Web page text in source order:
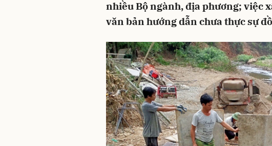
nhiều Bộ ngành, địa phương; việc
văn bản hướng dẫn chưa thực sự